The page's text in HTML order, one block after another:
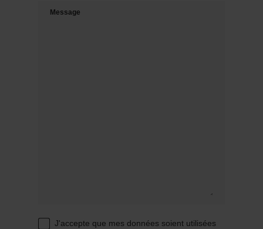
Message
J'accepte que mes données soient utilisées